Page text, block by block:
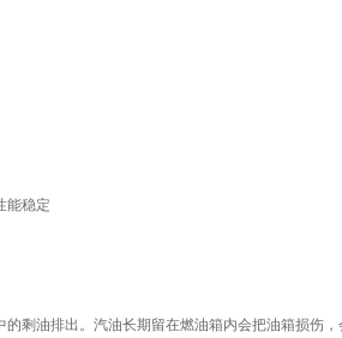
能稳定
剩油排出。汽油长期留在燃油箱内会把油箱损伤，